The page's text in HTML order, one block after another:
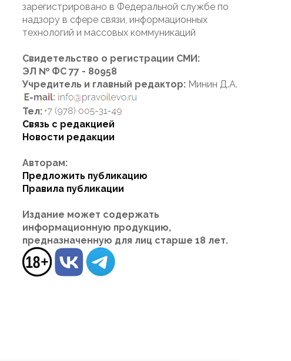
зарегистрировано в Федеральной службе по
надзору в сфере связи, информационных
технологий и массовых коммуникаций
Свидетельство о регистрации СМИ:
ЭЛ № ФС 77 - 80958
Учредитель и главный редактор: Минин Д.А.
Тел:
Связь с редакцией
Новости редакции
Авторам:
Предложить публикацию
Правила публикации
Издание может содержать
информационную продукцию,
предназначенную для лиц старше 18 лет.